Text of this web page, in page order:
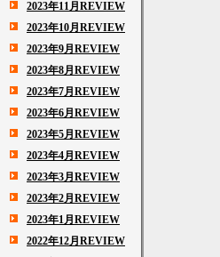
2023年11月REVIEW
2023年10月REVIEW
2023年9月REVIEW
2023年8月REVIEW
2023年7月REVIEW
2023年6月REVIEW
2023年5月REVIEW
2023年4月REVIEW
2023年3月REVIEW
2023年2月REVIEW
2023年1月REVIEW
2022年12月REVIEW